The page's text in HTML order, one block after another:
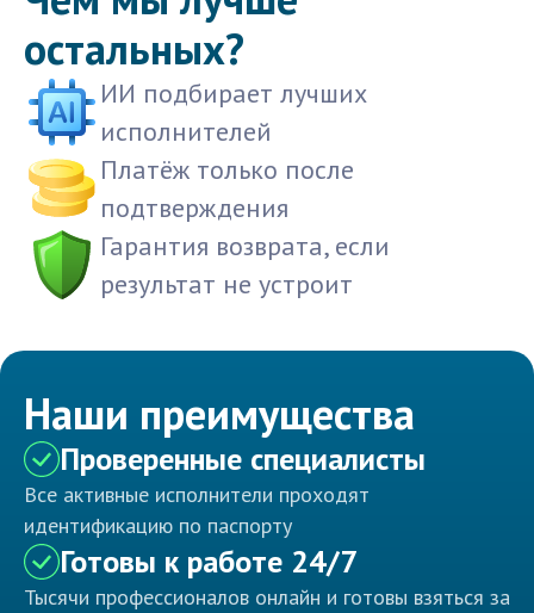
остальных?
ИИ подбирает лучших
исполнителей
Платёж только после
подтверждения
Гарантия возврата, если
результат не устроит
Наши преимущества
Проверенные специалисты
Все активные исполнители проходят
идентификацию по паспорту
Готовы к работе 24/7
Тысячи профессионалов онлайн и готовы взяться за